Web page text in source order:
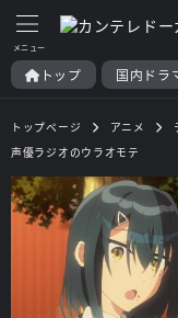
トップ 国内ドラ
トップページ アニメ
声優ラジオのウラオモテ